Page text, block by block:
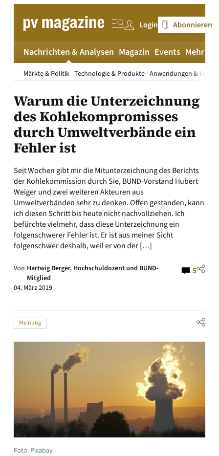
springen
Login Abonnieren
Nachrichten & Analysen
Märkte & Politik Technologie & Produkte Anwendungen &
Magazin Events Mehr
Warum die Unterzeichnung
des Kohlekompromisses
durch Umweltverbände ein
Fehler ist
Seit Wochen gibt mir die Mitunterzeichnung des Berichts
der Kohlekommission durch Sie, BUND-Vorstand Hubert
Weiger und zwei weiteren Akteuren aus
Umweltverbänden sehr zu denken. Offen gestanden, kann
ich diesen Schritt bis heute nicht nachvollziehen. Ich
befürchte vielmehr, dass diese Unterzeichnung ein
folgenschwerer Fehler ist. Er ist aus meiner Sicht
folgenschwer deshalb, weil er von der […]
Von Hartwig Berger, Hochschuldozent und BUND-
Mitglied
04. März 2019
5
Meinung
Foto: Pixabay